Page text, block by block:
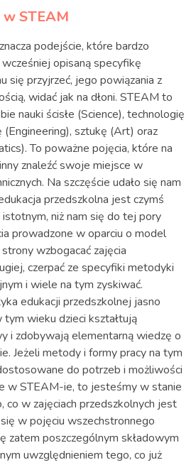
STEAM
podejście, które bardzo
opisaną specyfikę
się przyjrzeć, jego powiązania z
widać jak na dłoni. STEAM to
nauki ścisłe (Science), technologię
(Engineering), sztukę (Art) oraz
To poważne pojęcia, które na
znaleźć swoje miejsce w
Na szczęście udało się nam
przedszkolna jest czymś
niż nam się do tej pory
prowadzone w oparciu o model
wzbogacać zajęcia
czerpać ze specyfiki metodyki
i wiele na tym zyskiwać.
edukacji przedszkolnej jasno
tym wieku dzieci kształtują
i zdobywają elementarną wiedzę o
Jeżeli metody i formy pracy na tym
do potrzeb i możliwości
w STEAM-ie, to jesteśmy w stanie
co w zajęciach przedszkolnych jest
w pojęciu wszechstronnego
zatem poszczególnym składowym
uwzględnieniem tego, co już